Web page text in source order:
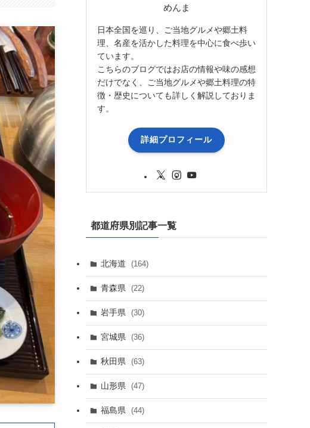
めんま
日本全国を巡り、ご当地グルメや郷土料
理、名産を活かした料理を中心に食べ歩い
ています。
こちらのブログではお店の情報や味の感想
だけでなく、ご当地グルメや郷土料理の特
徴・歴史についても詳しく解説しておりま
す。
詳細プロフィール
都道府県別記事一覧
北海道 (164)
青森県 (22)
岩手県 (30)
宮城県 (36)
秋田県 (63)
山形県 (47)
福島県 (44)